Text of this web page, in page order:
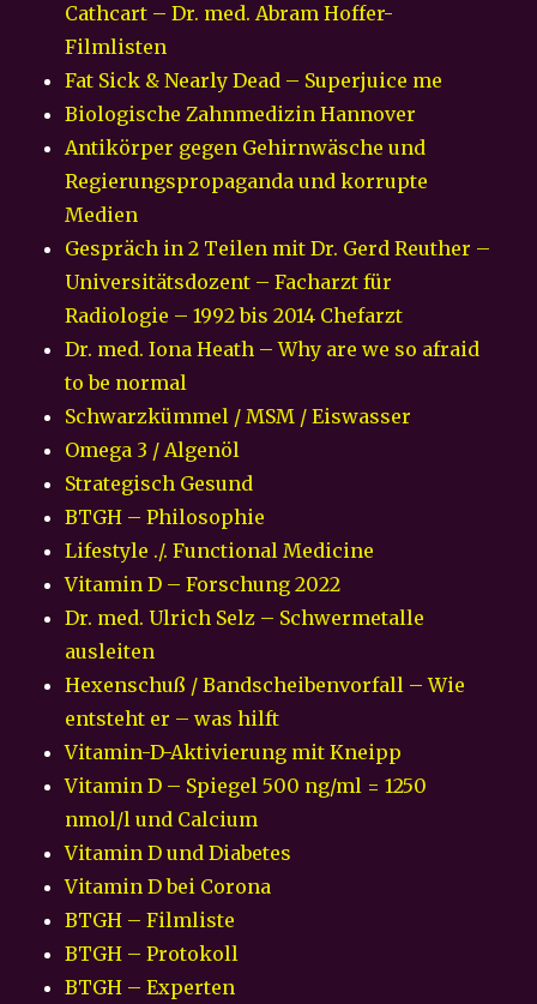
Cathcart – Dr. med. Abram Hoffer-
Filmlisten
Fat Sick & Nearly Dead – Superjuice me
Biologische Zahnmedizin Hannover
Antikörper gegen Gehirnwäsche und
Regierungspropaganda und korrupte
Medien
Gespräch in 2 Teilen mit Dr. Gerd Reuther –
Universitätsdozent – Facharzt für
Radiologie – 1992 bis 2014 Chefarzt
Dr. med. Iona Heath – Why are we so afraid
to be normal
Schwarzkümmel / MSM / Eiswasser
Omega 3 / Algenöl
Strategisch Gesund
BTGH – Philosophie
Lifestyle ./. Functional Medicine
Vitamin D – Forschung 2022
Dr. med. Ulrich Selz – Schwermetalle
ausleiten
Hexenschuß / Bandscheibenvorfall – Wie
entsteht er – was hilft
Vitamin-D-Aktivierung mit Kneipp
Vitamin D – Spiegel 500 ng/ml = 1250
nmol/l und Calcium
Vitamin D und Diabetes
Vitamin D bei Corona
BTGH – Filmliste
BTGH – Protokoll
BTGH – Experten